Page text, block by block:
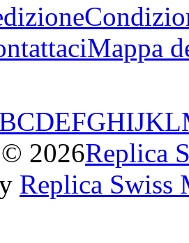
Mappa
BCDEFGHIJKL
2026Replica
Replica Swiss